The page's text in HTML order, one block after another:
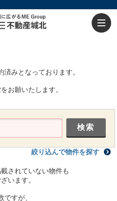
みとなっております。
お願いたします。
絞り込んで物件を探す
されていない物件も
います。
ですが、